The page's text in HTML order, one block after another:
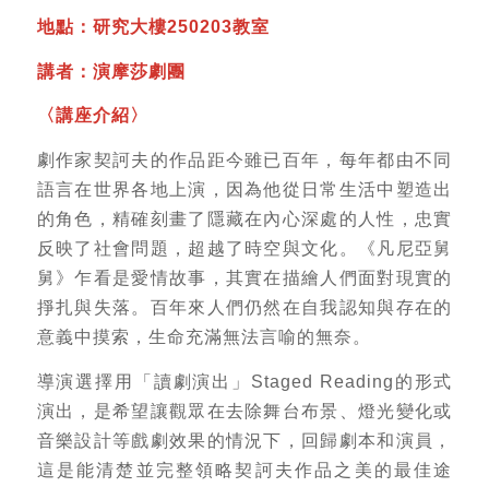
地點： 研究大樓250203教室
講者：演摩莎劇團
〈講座介紹〉
劇作家契訶夫的作品距今雖已百年，每年都由不同
語言在世界各地上演，因為他從日常生活中塑造出
的角色，精確刻畫了隱藏在內心深處的人性，忠實
反映了社會問題，超越了時空與文化。《凡尼亞舅
舅》乍看是愛情故事，其實在描繪人們面對現實的
掙扎與失落。百年來人們仍然在自我認知與存在的
意義中摸索，生命充滿無法言喻的無奈。
導演選擇用「讀劇演出」Staged Reading的形式
演出，是希望讓觀眾在去除舞台布景、燈光變化或
音樂設計等戲劇效果的情況下，回歸劇本和演員，
這是能清楚並完整領略契訶夫作品之美的最佳途